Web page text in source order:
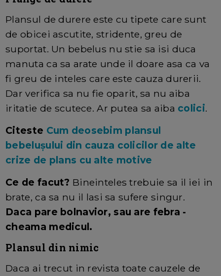
Plansul de durere este cu tipete care sunt
de obicei ascutite, stridente, greu de
suportat. Un bebelus nu stie sa isi duca
manuta ca sa arate unde il doare asa ca va
fi greu de inteles care este cauza durerii.
Dar verifica sa nu fie oparit, sa nu aiba
iritatie de scutece. Ar putea sa aiba colici.
Citeste Cum deosebim plansul
bebelușului din cauza colicilor de alte
crize de plans cu alte motive
Ce de facut? Bineinteles trebuie sa il iei in
brate, ca sa nu il lasi sa sufere singur.
Daca pare bolnavior, sau are febra -
cheama medicul.
Plansul din nimic
Daca ai trecut in revista toate cauzele de